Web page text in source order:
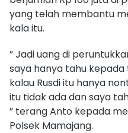
yang telah membantu
kala itu.
” Jadi uang di
saya hanya tahu
kalau Rusdi itu hanya
itu tidak ada dan saya
” terang Anto kepada
Polsek Mamajang.